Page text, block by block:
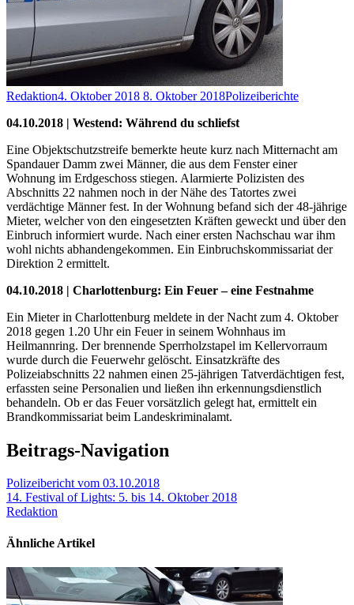
Redaktion4. Oktober 2018 8. Oktober 2018Polizeiberichte
04.10.2018 | Westend: Während du schliefst
Eine Objektschutzstreife bemerkte heute kurz nach Mitternacht am
Spandauer Damm zwei Männer, die aus dem Fenster einer
Wohnung im Erdgeschoss stiegen. Alarmierte Polizisten des
Abschnitts 22 nahmen noch in der Nähe des Tatortes zwei
verdächtige Männer fest. In der Wohnung befand sich der 48-jährige
Mieter, welcher von den eingesetzten Kräften geweckt und über den
Einbruch informiert wurde. Nach einer ersten Nachschau war ihm
wohl nichts abhandengekommen. Ein Einbruchskommissariat der
Direktion 2 ermittelt.
04.10.2018 | Charlottenburg: Ein Feuer – eine Festnahme
Ein Mieter in Charlottenburg meldete in der Nacht zum 4. Oktober
2018 gegen 1.20 Uhr ein Feuer in seinem Wohnhaus im
Heilmannring. Der brennende Sperrholzstapel im Kellervorraum
wurde durch die Feuerwehr gelöscht. Einsatzkräfte des
Polizeiabschnitts 22 nahmen einen 25-jährigen Tatverdächtigen fest,
erfassten seine Personalien und ließen ihn erkennungsdienstlich
behandeln. Ob er das Feuer vorsätzlich gelegt hat, ermittelt ein
Brandkommissariat beim Landeskriminalamt.
Beitrags-Navigation
Polizeibericht vom 03.10.2018
14. Festival of Lights: 5. bis 14. Oktober 2018
Redaktion
Ähnliche Artikel